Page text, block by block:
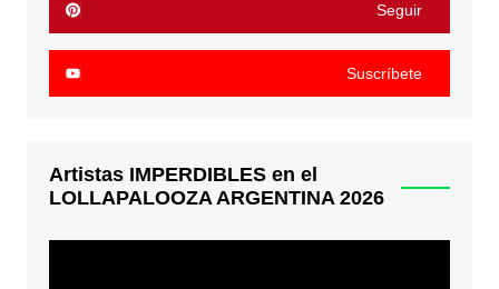
Seguir
Suscríbete
Artistas IMPERDIBLES en el
LOLLAPALOOZA ARGENTINA 2026